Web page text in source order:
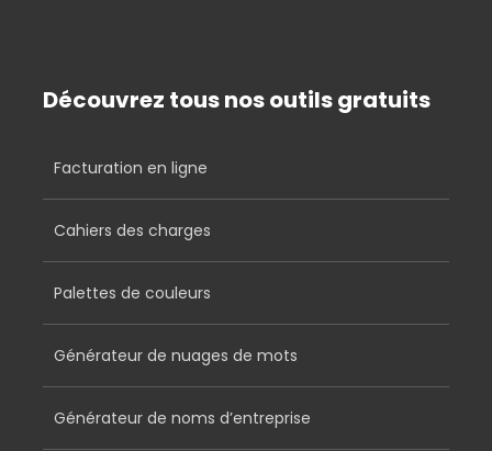
Découvrez tous nos outils gratuits
Facturation en ligne
Cahiers des charges
Palettes de couleurs
Générateur de nuages de mots
Générateur de noms d’entreprise